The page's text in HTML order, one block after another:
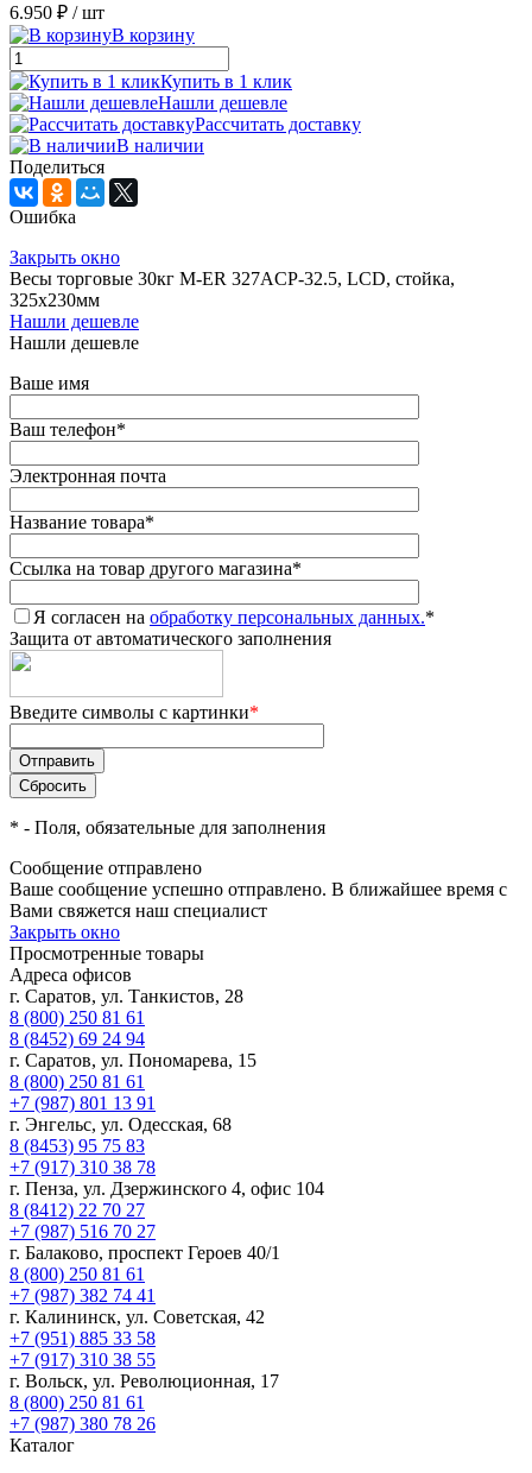
6.950 ₽ / шт
В корзину
Купить в 1 клик
Нашли дешевле
Рассчитать доставку
В наличии
Поделиться
Ошибка
Закрыть окно
Весы торговые 30кг M-ER 327ACP-32.5, LCD, стойка,
325х230мм
Нашли дешевле
Нашли дешевле
Ваше имя
Ваш телефон*
Электронная почта
Название товара*
Ссылка на товар другого магазина*
Я согласен на обработку персональных данных.*
Защита от автоматического заполнения
Введите символы с картинки*
* - Поля, обязательные для заполнения
Сообщение отправлено
Ваше сообщение успешно отправлено. В ближайшее время с
Вами свяжется наш специалист
Закрыть окно
Просмотренные товары
Адреса офисов
г. Саратов, ул. Танкистов, 28
8 (800) 250 81 61
8 (8452) 69 24 94
г. Саратов, ул. Пономарева, 15
8 (800) 250 81 61
+7 (987) 801 13 91
г. Энгельс, ул. Одесская, 68
8 (8453) 95 75 83
+7 (917) 310 38 78
г. Пенза, ул. Дзержинского 4, офис 104
8 (8412) 22 70 27
+7 (987) 516 70 27
г. Балаково, проспект Героев 40/1
8 (800) 250 81 61
+7 (987) 382 74 41
г. Калининск, ул. Советская, 42
+7 (951) 885 33 58
+7 (917) 310 38 55
г. Вольск, ул. Революционная, 17
8 (800) 250 81 61
+7 (987) 380 78 26
Каталог